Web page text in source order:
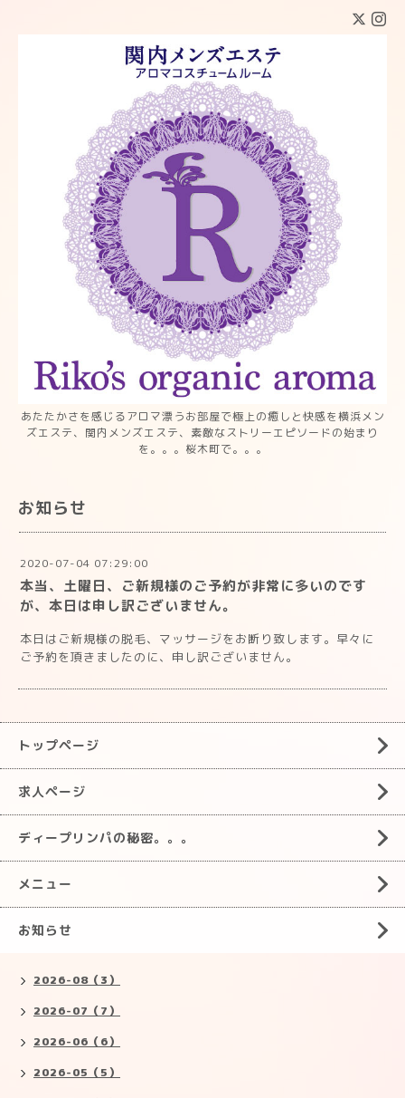
あたたかさを感じるアロマ漂うお部屋で極上の癒しと快感を横浜メン
ズエステ、関内メンズエステ、素敵なストリーエピソードの始まり
を。。。桜木町で。。。
お知らせ
2020-07-04 07:29:00
本当、土曜日、ご新規様のご予約が非常に多いのです
が、本日は申し訳ございません。
本日はご新規様の脱毛、マッサージをお断り致します。早々に
ご予約を頂きましたのに、申し訳ございません。
トップページ
求人ページ
ディープリンパの秘密。。。
メニュー
お知らせ
2026-08（3）
2026-07（7）
2026-06（6）
2026-05（5）